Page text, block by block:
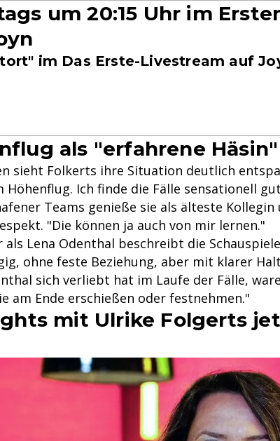
um 20:15 Uhr im
im Das Erste-Livestream auf
als "erfahrene Häsin"
sieht Folkerts ihre Situation deutlich
Höhenflug. Ich finde die Fälle sensationell
Teams genieße sie als älteste
"Die können ja auch von mir lernen."
als Lena Odenthal beschreibt die
ohne feste Beziehung, aber mit klarer
sich verliebt hat im Laufe der Fälle,
am Ende erschießen oder festnehmen."
mit Ulrike Folgerts